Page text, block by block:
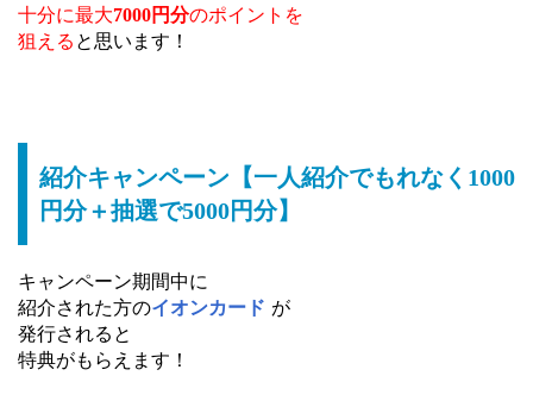
十分に最大7000円分のポイントを
狙える と思います！
紹介キャンペーン【一人紹介でもれなく1000
円分＋抽選で5000円分】
キャンペーン期間中に
紹介された方のイオンカード が
発行されると
特典がもらえます！